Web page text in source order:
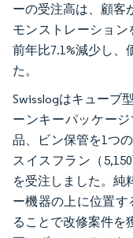
ーの受注高は、顧客
モンストレーション
前年比7.1%減少し、
た。
Swisslogはキューブ
ーンキーパッケー
品、ビン保管を1つ
スイスフラン（
を受注しました。純
ー機器の上に位置す
ることで改修案件を